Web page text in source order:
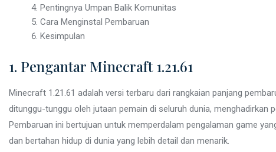
Pentingnya Umpan Balik Komunitas
Cara Menginstal Pembaruan
Kesimpulan
1. Pengantar Minecraft 1.21.61
Minecraft 1.21.61 adalah versi terbaru dari rangkaian panjang
ditunggu-tunggu oleh jutaan pemain di seluruh dunia, menghadirkan
Pembaruan ini bertujuan untuk memperdalam pengalaman game
dan bertahan hidup di dunia yang lebih detail dan menarik.